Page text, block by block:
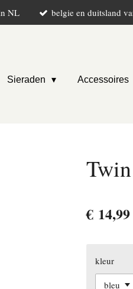
NL belgie en duitsland
Sieraden Accessoires
€ 14,99
kleur